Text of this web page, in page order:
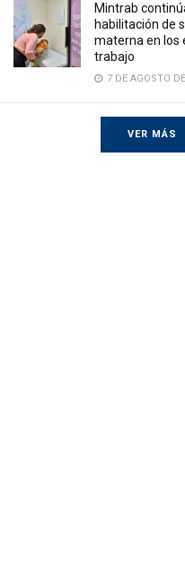
Mintrab
habilitación de
materna en los
trabajo
7 DE AGOSTO
VER MÁS